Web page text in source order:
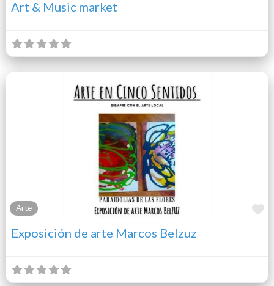
Art & Music market
Arte
Exposición de arte Marcos Belzuz